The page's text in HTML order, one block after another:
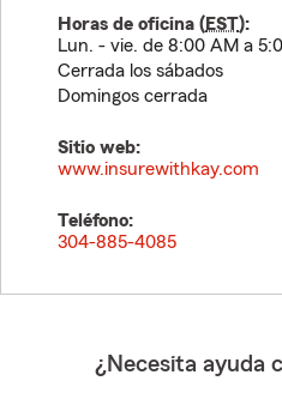
Horas de oficina (EST):
Lun. - vie. de 8:00 AM a
Cerrada los sábados
Domingos cerrada
Sitio web:
www.insurewithkay.com
Teléfono:
304-885-4085
¿Necesita ayuda